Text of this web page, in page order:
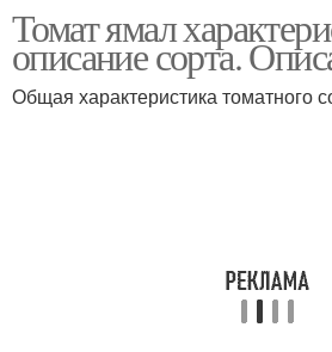
Томат ямал
описание сорта.
Общая характеристика томатного